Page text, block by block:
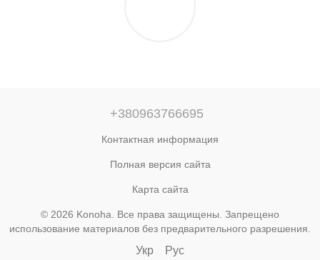
+380963766695
Контактная информация
Полная версия сайта
Карта сайта
© 2026 Konoha. Все права защищены. Запрещено
использование материалов без предварительного разрешения.
Укр Рус